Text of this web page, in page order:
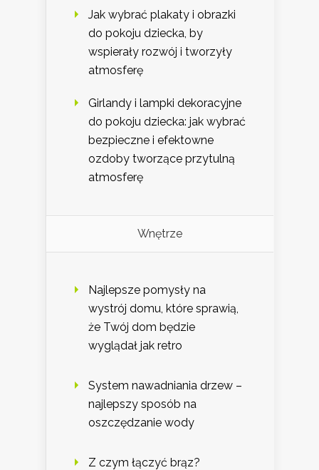
Jak wybrać plakaty i obrazki
do pokoju dziecka, by
wspierały rozwój i tworzyły
atmosferę
Girlandy i lampki dekoracyjne
do pokoju dziecka: jak wybrać
bezpieczne i efektowne
ozdoby tworzące przytulną
atmosferę
Wnętrze
Najlepsze pomysły na
wystrój domu, które sprawią,
że Twój dom będzie
wyglądał jak retro
System nawadniania drzew –
najlepszy sposób na
oszczędzanie wody
Z czym łączyć brąz?